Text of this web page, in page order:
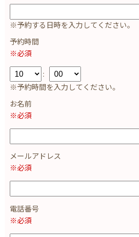
※予約する日時を入力してください。
予約時間
※必須
:
※予約時間を入力してください。
お名前
※必須
メールアドレス
※必須
電話番号
※必須